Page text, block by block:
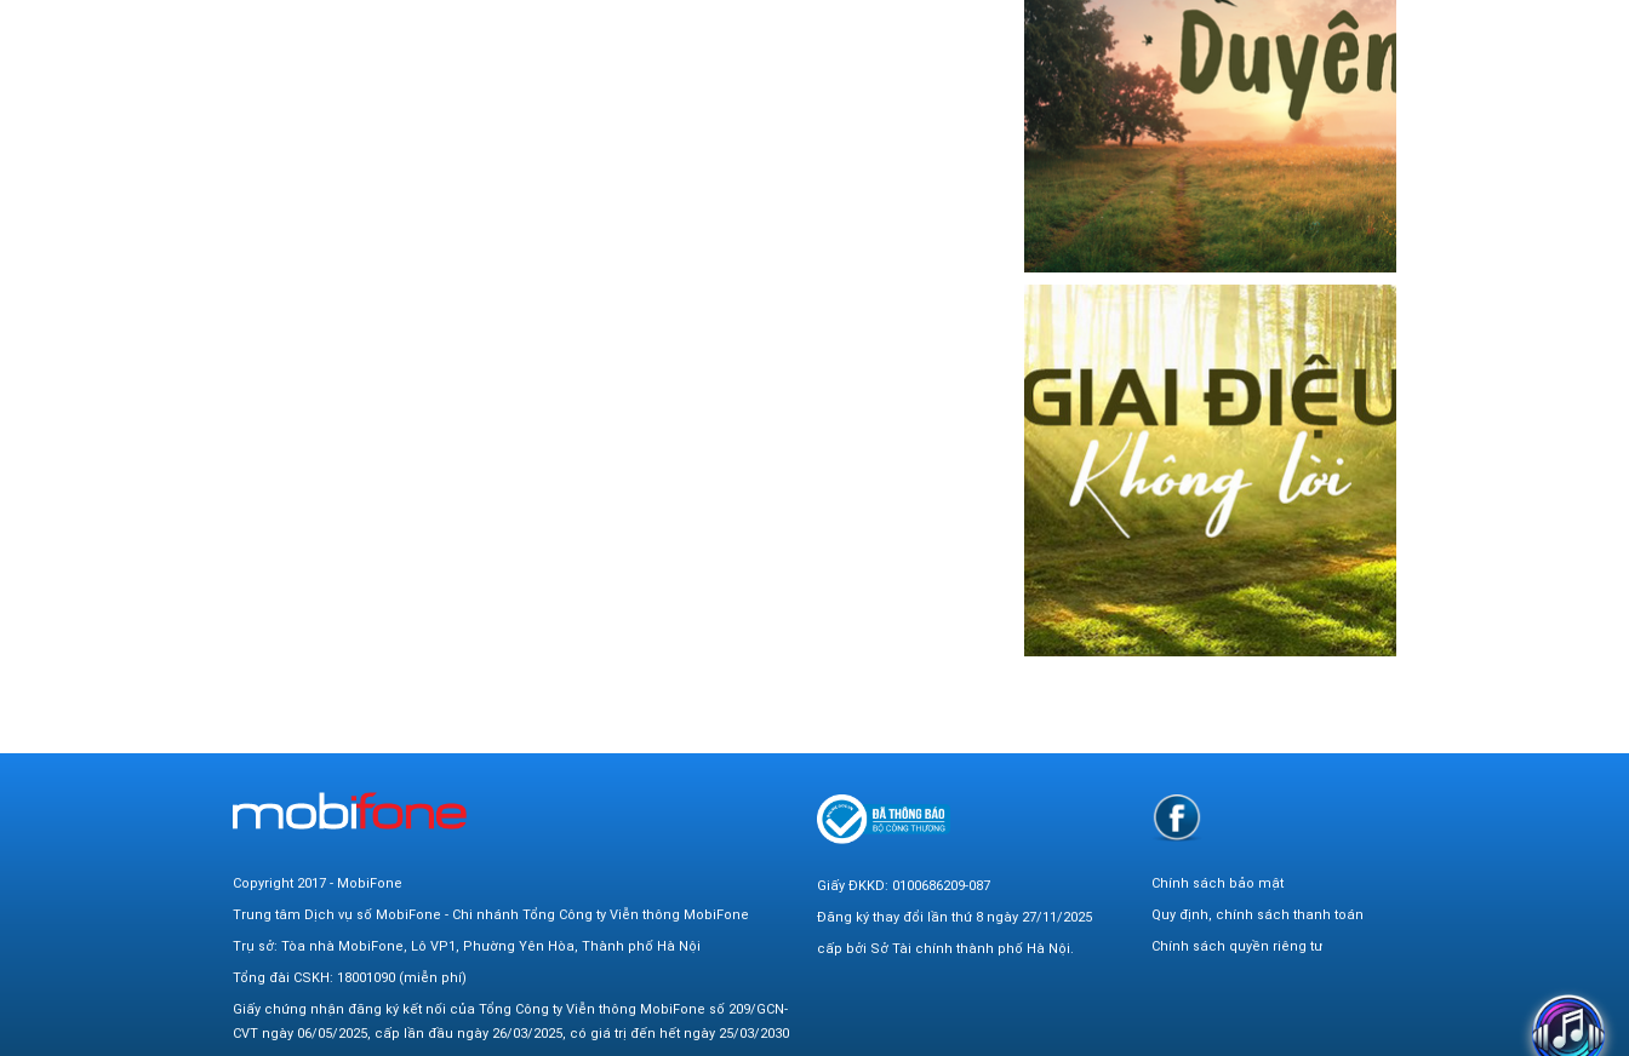
Copyright 2017 - MobiFone
Trung tâm Dịch vụ số MobiFone - Chi nhánh Tổng Công ty Viễn thông MobiFone
Trụ sở: Tòa nhà MobiFone, Lô VP1, Phường Yên Hòa, Thành phố Hà Nội
Tổng đài CSKH: 18001090 (miễn phí)
Giấy chứng nhận đăng ký kết nối của Tổng Công ty Viễn thông MobiFone số 209/GCN-
CVT ngày 06/05/2025, cấp lần đầu ngày 26/03/2025, có giá trị đến hết ngày 25/03/2030
Giấy ĐKKD: 0100686209-087
Đăng ký thay đổi lần thứ 8 ngày 27/11/2025
cấp bởi Sở Tài chính thành phố Hà Nội.
Chính sách bảo mật
Quy định, chính sách thanh toán
Chính sách quyền riêng tư